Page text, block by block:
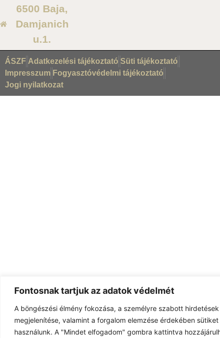
Fontosnak tartjuk az adatok védelmét
A böngészési élmény fokozása, a személyre szabott
megjelenítése, valamint a forgalom elemzése érdekében
használunk. A "Mindet elfogadom" gombra kattintva
6500 Baja,
Damjanich
u.1.
ÁSZF Adatkezelési tájékoztató Süti tájékoztató
Impresszum Fogyasztóvédelmi tájékoztató
Jogi nyilatkozat